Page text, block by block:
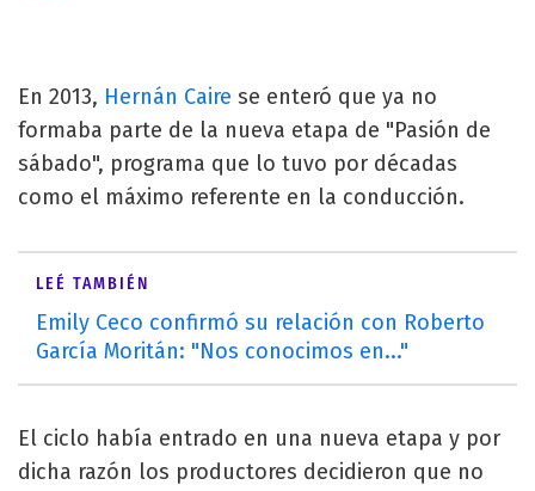
En 2013, Hernán Caire se enteró que ya no
formaba parte de la nueva etapa de "Pasión de
sábado", programa que lo tuvo por décadas
como el máximo referente en la conducción.
LEÉ TAMBIÉN
Emily Ceco confirmó su relación con Roberto
García Moritán: "Nos conocimos en..."
El ciclo había entrado en una nueva etapa y por
dicha razón los productores decidieron que no